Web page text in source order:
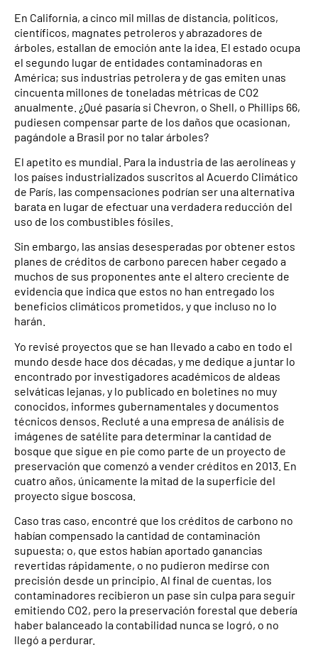
En California, a cinco mil millas de distancia, políticos,
científicos, magnates petroleros y abrazadores de
árboles, estallan de emoción ante la idea. El estado ocupa
el segundo lugar de entidades contaminadoras en
América; sus industrias petrolera y de gas emiten unas
cincuenta millones de toneladas métricas de CO2
anualmente. ¿Qué pasaría si Chevron, o Shell, o Phillips 66,
pudiesen compensar parte de los daños que ocasionan,
pagándole a Brasil por no talar árboles?
El apetito es mundial. Para la industria de las aerolíneas y
los países industrializados suscritos al Acuerdo Climático
de París, las compensaciones podrían ser una alternativa
barata en lugar de efectuar una verdadera reducción del
uso de los combustibles fósiles.
Sin embargo, las ansias desesperadas por obtener estos
planes de créditos de carbono parecen haber cegado a
muchos de sus proponentes ante el altero creciente de
evidencia que indica que estos no han entregado los
beneficios climáticos prometidos, y que incluso no lo
harán.
Yo revisé proyectos que se han llevado a cabo en todo el
mundo desde hace dos décadas, y me dedique a juntar lo
encontrado por investigadores académicos de aldeas
selváticas lejanas, y lo publicado en boletines no muy
conocidos, informes gubernamentales y documentos
técnicos densos. Recluté a una empresa de análisis de
imágenes de satélite para determinar la cantidad de
bosque que sigue en pie como parte de un proyecto de
preservación que comenzó a vender créditos en 2013. En
cuatro años, únicamente la mitad de la superficie del
proyecto sigue boscosa.
Caso tras caso, encontré que los créditos de carbono no
habían compensado la cantidad de contaminación
supuesta; o, que estos habían aportado ganancias
revertidas rápidamente, o no pudieron medirse con
precisión desde un principio. Al final de cuentas, los
contaminadores recibieron un pase sin culpa para seguir
emitiendo CO2, pero la preservación forestal que debería
haber balanceado la contabilidad nunca se logró, o no
llegó a perdurar.